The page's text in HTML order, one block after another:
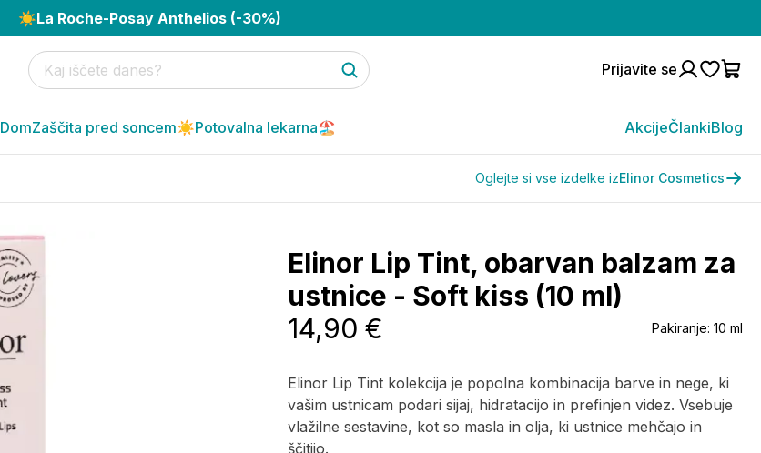
☀️La Roche-Posay Anthelios (-30%)
Prijavite se
DomZaščita pred soncem☀️Potovalna lekarna🏖️ AkcijeČlankiBlog
Oglejte si vse izdelke izElinor Cosmetics
Elinor Lip Tint, obarvan balzam za
ustnice - Soft kiss (10 ml)
Elinor Lip Tint kolekcija je popolna kombinacija barve in nege, ki
vašim ustnicam podari sijaj, hidratacijo in prefinjen videz. Vsebuje
vlažilne sestavine, kot so masla in olja, ki ustnice mehčajo in
ščitijo.
14,90 € Pakiranje: 10 ml